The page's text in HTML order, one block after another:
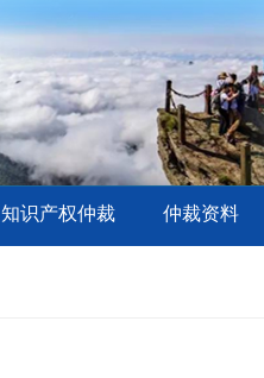
知识产权仲裁 仲裁资料